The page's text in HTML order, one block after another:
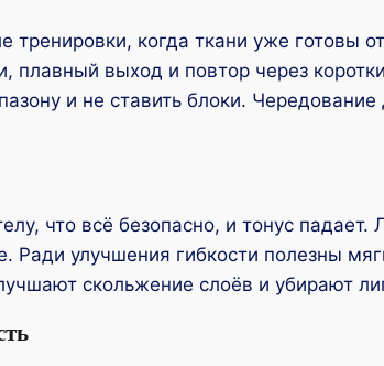
тренировки, когда ткани уже готовы
плавный выход и повтор через
и не ставить блоки.
что всё безопасно, и тонус
улучшения гибкости полезны
скольжение слоёв и убирают